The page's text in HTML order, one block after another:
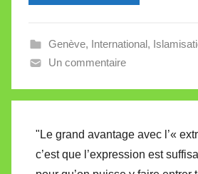
e
l
e
t
Genève, International,
Un commentaire
"Le grand avantage avec l’«
c’est que l’expression est